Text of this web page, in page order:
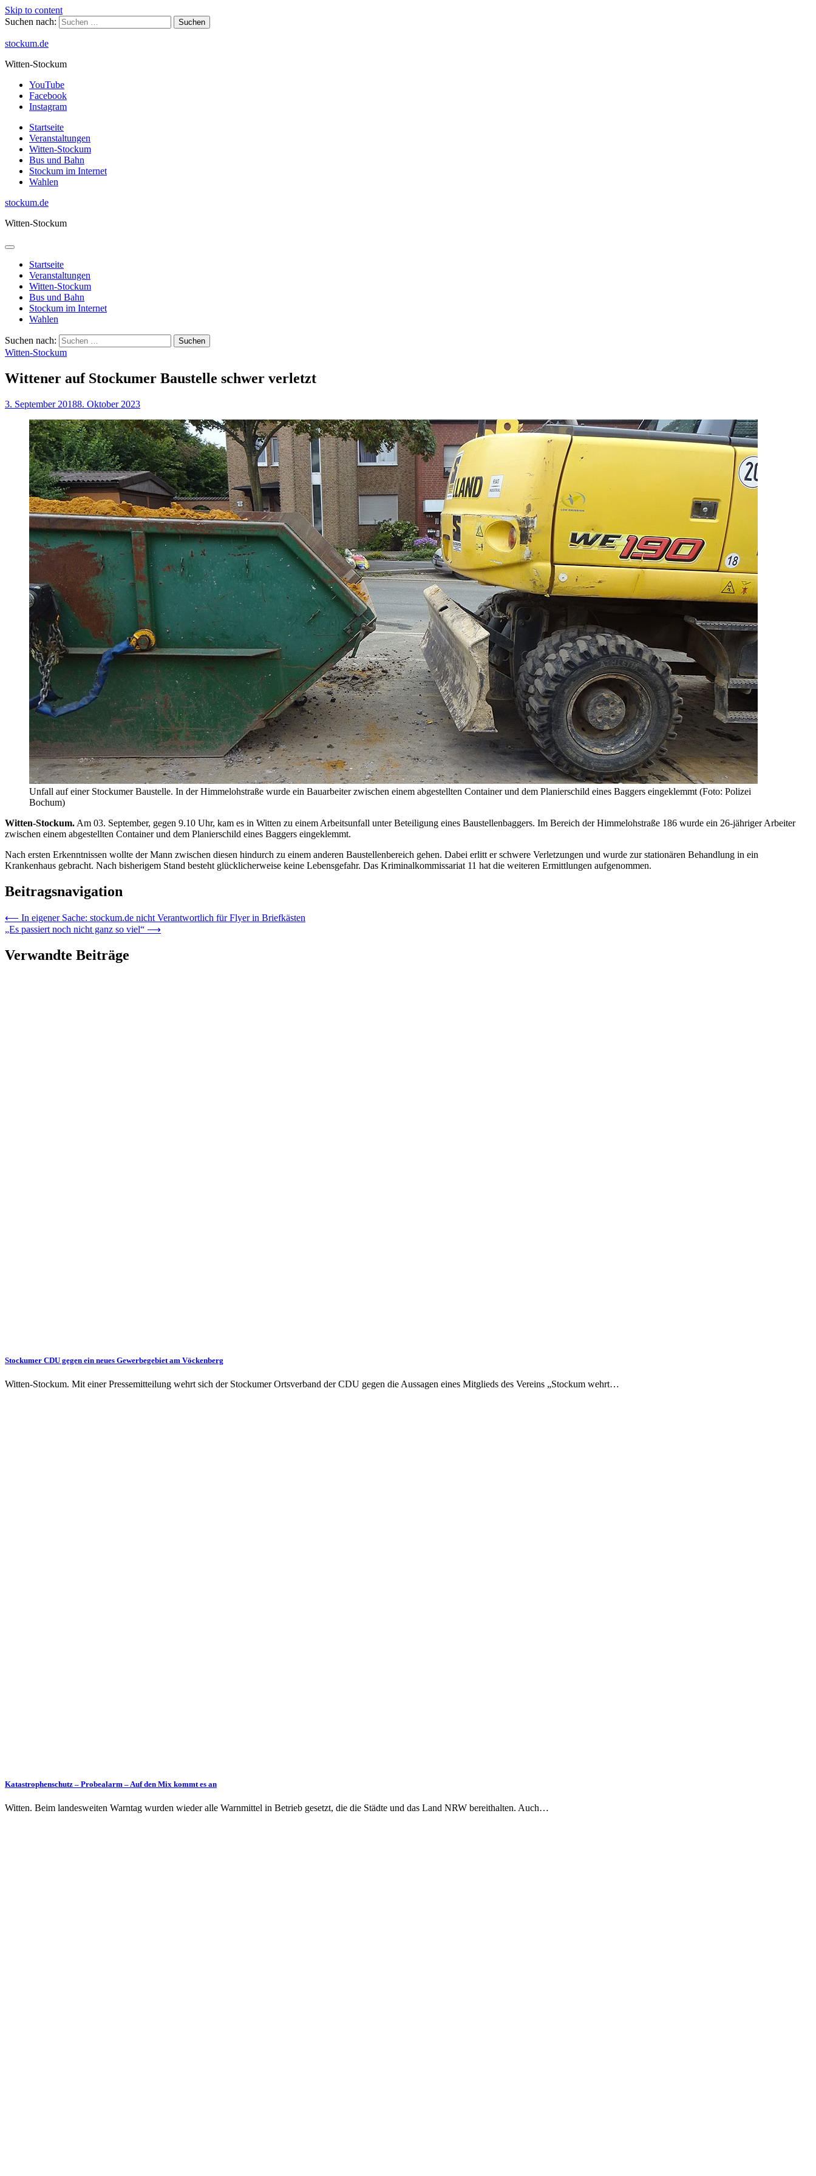
Skip to content
Suchen nach:
stockum.de
Witten-Stockum
YouTube
Facebook
Instagram
Startseite
Veranstaltungen
Witten-Stockum
Bus und Bahn
Stockum im Internet
Wahlen
stockum.de
Witten-Stockum
Startseite
Veranstaltungen
Witten-Stockum
Bus und Bahn
Stockum im Internet
Wahlen
Suchen nach:
Witten-Stockum
Wittener auf Stockumer Baustelle schwer verletzt
3. September 20188. Oktober 2023
Unfall auf einer Stockumer Baustelle. In der Himmelohstraße wurde ein Bauarbeiter zwischen einem abgestellten Container und dem Planierschild eines Baggers eingeklemmt (Foto: Polizei
Bochum)
Witten-Stockum. Am 03. September, gegen 9.10 Uhr, kam es in Witten zu einem Arbeitsunfall unter Beteiligung eines Baustellenbaggers. Im Bereich der Himmelohstraße 186 wurde ein 26-jähriger Arbeiter
zwischen einem abgestellten Container und dem Planierschild eines Baggers eingeklemmt.
Nach ersten Erkenntnissen wollte der Mann zwischen diesen hindurch zu einem anderen Baustellenbereich gehen. Dabei erlitt er schwere Verletzungen und wurde zur stationären Behandlung in ein
Krankenhaus gebracht. Nach bisherigem Stand besteht glücklicherweise keine Lebensgefahr. Das Kriminalkommissariat 11 hat die weiteren Ermittlungen aufgenommen.
Beitragsnavigation
⟵ In eigener Sache: stockum.de nicht Verantwortlich für Flyer in Briefkästen
„Es passiert noch nicht ganz so viel“ ⟶
Verwandte Beiträge
Stockumer CDU gegen ein neues Gewerbegebiet am Vöckenberg
Witten-Stockum. Mit einer Pressemitteilung wehrt sich der Stockumer Ortsverband der CDU gegen die Aussagen eines Mitglieds des Vereins „Stockum wehrt…
Katastrophenschutz – Probealarm – Auf den Mix kommt es an
Witten. Beim landesweiten Warntag wurden wieder alle Warnmittel in Betrieb gesetzt, die die Städte und das Land NRW bereithalten. Auch…